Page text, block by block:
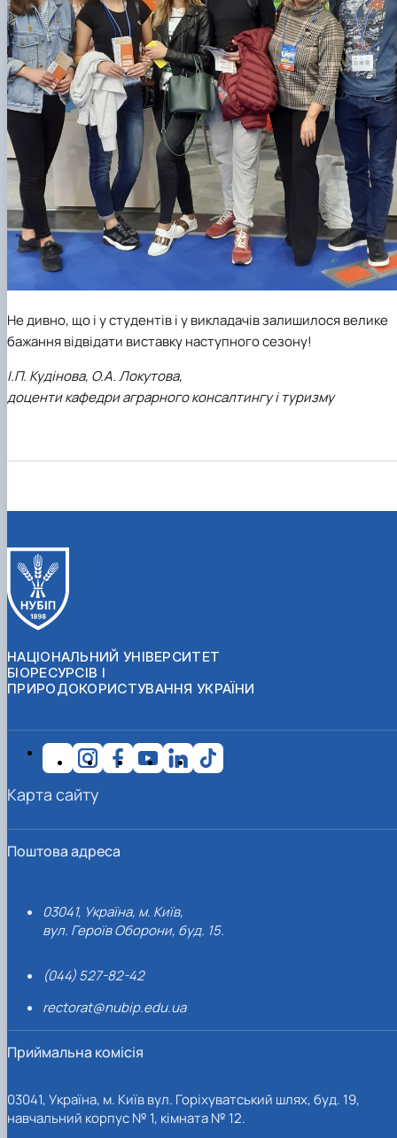
Не дивно, що і у студентів і у викладачів залишилося велике
бажання відвідати виставку наступного сезону!
І.П. Кудінова, О.А. Локутова,
доценти кафедри аграрного консалтингу і туризму
НАЦІОНАЛЬНИЙ УНІВЕРСИТЕТ
БІОРЕСУРСІВ І
ПРИРОДОКОРИСТУВАННЯ УКРАЇНИ
Поштова адреса
03041, Україна, м. Київ,
вул. Героїв Оборони, буд. 15.
(044) 527-82-42
rectorat@nubip.edu.ua
Приймальна комісія
03041, Україна, м. Київ вул. Горіхуватський шлях, буд. 19,
навчальний корпус № 1, кімната № 12.
Карта сайту